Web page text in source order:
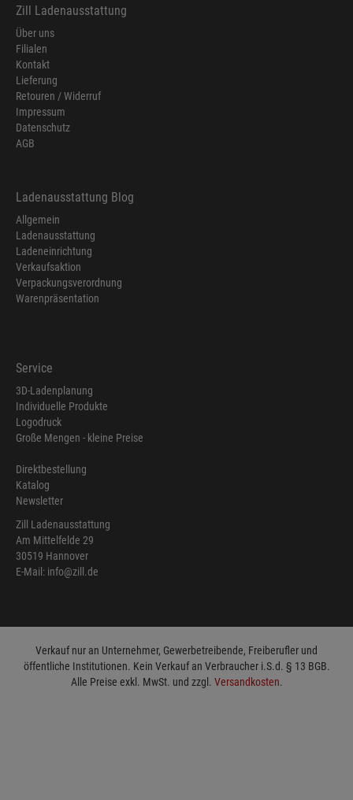
Zill Ladenausstattung
Über uns
Filialen
Kontakt
Lieferung
Retouren / Widerruf
Impressum
Datenschutz
AGB
Ladenausstattung Blog
Allgemein
Ladenausstattung
Ladeneinrichtung
Verkaufsaktion
Verpackungsverordnung
Warenpräsentation
Service
3D-Ladenplanung
Individuelle Produkte
Logodruck
Große Mengen - kleine Preise
Direktbestellung
Katalog
Newsletter
Zill Ladenausstattung
Am Mittelfelde 29
30519 Hannover
E-Mail: info@zill.de
Verkauf nur an Unternehmer, Gewerbetreibende, Freiberufler und
öffentliche Institutionen. Kein Verkauf an Verbraucher i.S.d. § 13 BGB.
Alle Preise exkl. MwSt. und zzgl. Versandkosten.